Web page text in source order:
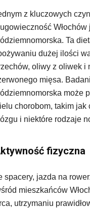
z kluczowych
Ta
dużej ilości
oliwy z oliwek i
mięsa.
może
chorobom, takim jak
i niektóre rodzaje
fizyczna
spacery, jazda na
mieszkańców
utrzymaniu